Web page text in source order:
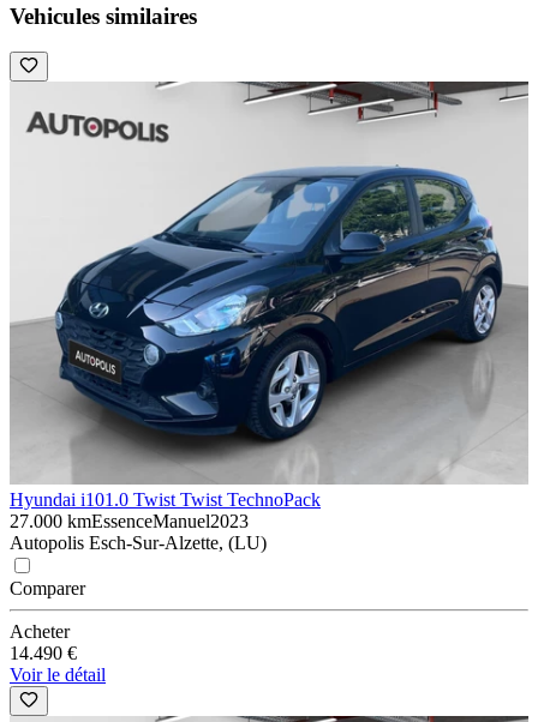
Vehicules similaires
Hyundai i101.0 Twist Twist TechnoPack
27.000 kmEssenceManuel2023
Autopolis Esch-Sur-Alzette, (LU)
Comparer
Acheter
14.490 €
Voir le détail